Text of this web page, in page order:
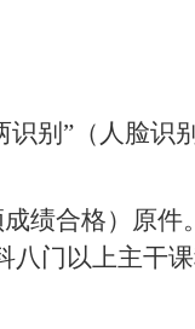
别”（人脸识
绩合格）原件
门以上主干课